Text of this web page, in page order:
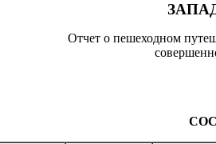
Отчет о пешеходном